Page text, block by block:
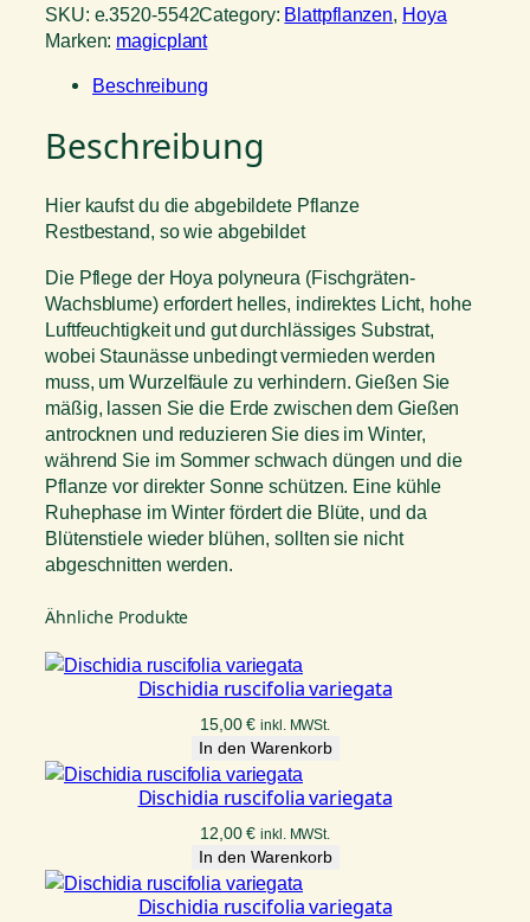
SKU: e.3520-5542Category: Blattpflanzen, Hoya
Marken: magicplant
Beschreibung
Beschreibung
Hier kaufst du die abgebildete Pflanze
Restbestand, so wie abgebildet
Die Pflege der Hoya polyneura (Fischgräten-
Wachsblume) erfordert helles, indirektes Licht, hohe
Luftfeuchtigkeit und gut durchlässiges Substrat,
wobei Staunässe unbedingt vermieden werden
muss, um Wurzelfäule zu verhindern. Gießen Sie
mäßig, lassen Sie die Erde zwischen dem Gießen
antrocknen und reduzieren Sie dies im Winter,
während Sie im Sommer schwach düngen und die
Pflanze vor direkter Sonne schützen. Eine kühle
Ruhephase im Winter fördert die Blüte, und da
Blütenstiele wieder blühen, sollten sie nicht
abgeschnitten werden.
Ähnliche Produkte
Dischidia ruscifolia variegata
15,00€ inkl. MWSt.
In den Warenkorb
Dischidia ruscifolia variegata
12,00€ inkl. MWSt.
In den Warenkorb
Dischidia ruscifolia variegata